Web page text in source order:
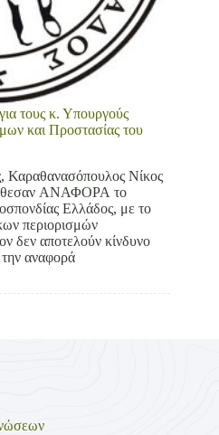
τους κ. Υπουργούς
και Προστασίας του
Καραθανασόπουλος Νίκος
ΑΝΑΦΟΡΑ το
Ελλάδος, με το
περιορισμών
δεν αποτελούν κίνδυνο
την αναφορά